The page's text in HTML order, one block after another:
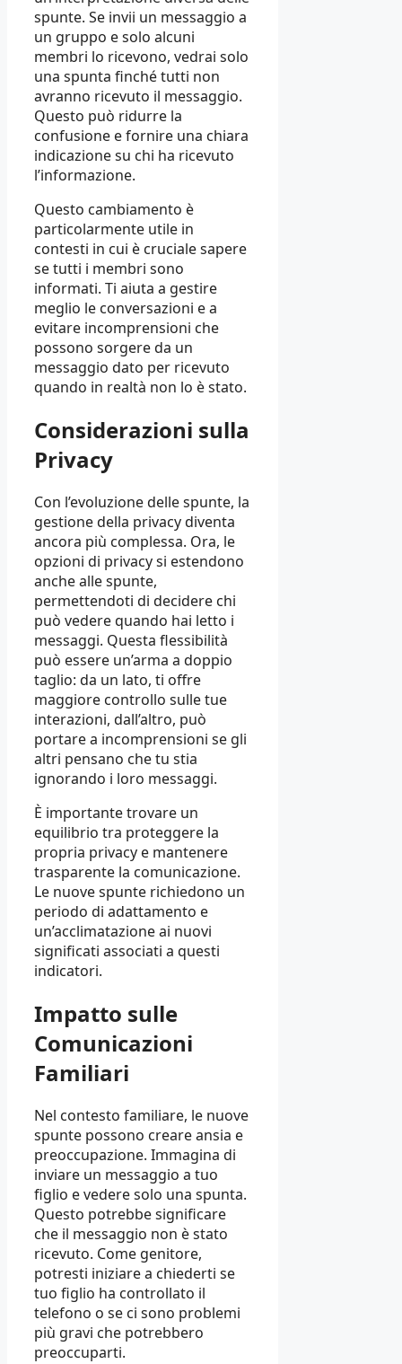
spunte. Se invii un messaggio a
un gruppo e solo alcuni
membri lo ricevono, vedrai solo
una spunta finché tutti non
avranno ricevuto il messaggio.
Questo può ridurre la
confusione e fornire una chiara
indicazione su chi ha ricevuto
l’informazione.
Questo cambiamento è
particolarmente utile in
contesti in cui è cruciale sapere
se tutti i membri sono
informati. Ti aiuta a gestire
meglio le conversazioni e a
evitare incomprensioni che
possono sorgere da un
messaggio dato per ricevuto
quando in realtà non lo è stato.
Considerazioni sulla
Privacy
Con l’evoluzione delle spunte, la
gestione della privacy diventa
ancora più complessa. Ora, le
opzioni di privacy si estendono
anche alle spunte,
permettendoti di decidere chi
può vedere quando hai letto i
messaggi. Questa flessibilità
può essere un’arma a doppio
taglio: da un lato, ti offre
maggiore controllo sulle tue
interazioni, dall’altro, può
portare a incomprensioni se gli
altri pensano che tu stia
ignorando i loro messaggi.
È importante trovare un
equilibrio tra proteggere la
propria privacy e mantenere
trasparente la comunicazione.
Le nuove spunte richiedono un
periodo di adattamento e
un’acclimatazione ai nuovi
significati associati a questi
indicatori.
Impatto sulle
Comunicazioni
Familiari
Nel contesto familiare, le nuove
spunte possono creare ansia e
preoccupazione. Immagina di
inviare un messaggio a tuo
figlio e vedere solo una spunta.
Questo potrebbe significare
che il messaggio non è stato
ricevuto. Come genitore,
potresti iniziare a chiederti se
tuo figlio ha controllato il
telefono o se ci sono problemi
più gravi che potrebbero
preoccuparti.